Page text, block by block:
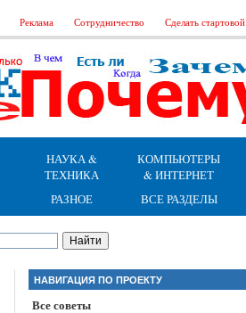
Реклама Сотрудничество Сделать стартовой
НАУКА &
ТЕХНИКА
КОМПЬЮТЕРЫ
& ИНТЕРНЕТ
РАЗНОЕ ВСЕ РАЗДЕЛЫ
НАВИГАЦИЯ ПО ПРОЕКТУ
Все советы